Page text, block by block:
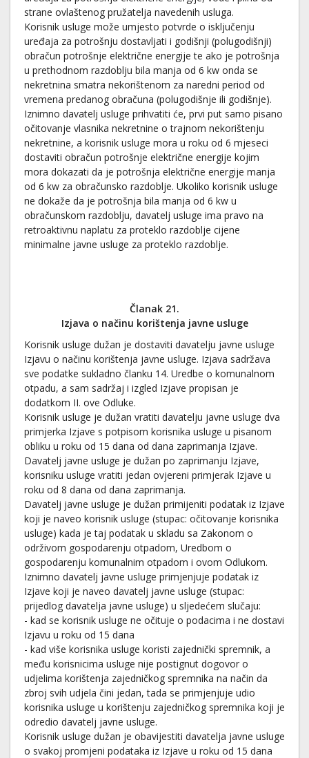
strane ovlaštenog pružatelja navedenih usluga.
Korisnik usluge može umjesto potvrde o isključenju
uređaja za potrošnju dostavljati i godišnji (polugodišnji)
obračun potrošnje električne energije te ako je potrošnja
u prethodnom razdoblju bila manja od 6 kw onda se
nekretnina smatra nekorištenom za naredni period od
vremena predanog obračuna (polugodišnje ili godišnje).
Iznimno davatelj usluge prihvatiti će, prvi put samo pisano
očitovanje vlasnika nekretnine o trajnom nekorištenju
nekretnine, a korisnik usluge mora u roku od 6 mjeseci
dostaviti obračun potrošnje električne energije kojim
mora dokazati da je potrošnja električne energije manja
od 6 kw za obračunsko razdoblje. Ukoliko korisnik usluge
ne dokaže da je potrošnja bila manja od 6 kw u
obračunskom razdoblju, davatelj usluge ima pravo na
retroaktivnu naplatu za proteklo razdoblje cijene
minimalne javne usluge za proteklo razdoblje.
Članak 21.
Izjava o načinu korištenja javne usluge
Korisnik usluge dužan je dostaviti davatelju javne usluge
Izjavu o načinu korištenja javne usluge. Izjava sadržava
sve podatke sukladno članku 14. Uredbe o komunalnom
otpadu, a sam sadržaj i izgled Izjave propisan je
dodatkom II. ove Odluke.
Korisnik usluge je dužan vratiti davatelju javne usluge dva
primjerka Izjave s potpisom korisnika usluge u pisanom
obliku u roku od 15 dana od dana zaprimanja Izjave.
Davatelj javne usluge je dužan po zaprimanju Izjave,
korisniku usluge vratiti jedan ovjereni primjerak Izjave u
roku od 8 dana od dana zaprimanja.
Davatelj javne usluge je dužan primijeniti podatak iz Izjave
koji je naveo korisnik usluge (stupac: očitovanje korisnika
usluge) kada je taj podatak u skladu sa Zakonom o
održivom gospodarenju otpadom, Uredbom o
gospodarenju komunalnim otpadom i ovom Odlukom.
Iznimno davatelj javne usluge primjenjuje podatak iz
Izjave koji je naveo davatelj javne usluge (stupac:
prijedlog davatelja javne usluge) u sljedećem slučaju:
- kad se korisnik usluge ne očituje o podacima i ne dostavi
Izjavu u roku od 15 dana
- kad više korisnika usluge koristi zajednički spremnik, a
među korisnicima usluge nije postignut dogovor o
udjelima korištenja zajedničkog spremnika na način da
zbroj svih udjela čini jedan, tada se primjenjuje udio
korisnika usluge u korištenju zajedničkog spremnika koji je
odredio davatelj javne usluge.
Korisnik usluge dužan je obavijestiti davatelja javne usluge
o svakoj promjeni podataka iz Izjave u roku od 15 dana